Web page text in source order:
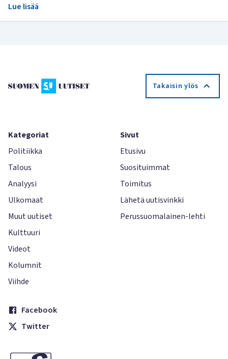
Lue lisää
Takaisin ylös
Kategoriat
Politiikka
Talous
Analyysi
Ulkomaat
Muut uutiset
Kulttuuri
Videot
Kolumnit
Viihde
Sivut
Etusivu
Suosituimmat
Toimitus
Lähetä uutisvinkki
Perussuomalainen-lehti
Facebook
Twitter